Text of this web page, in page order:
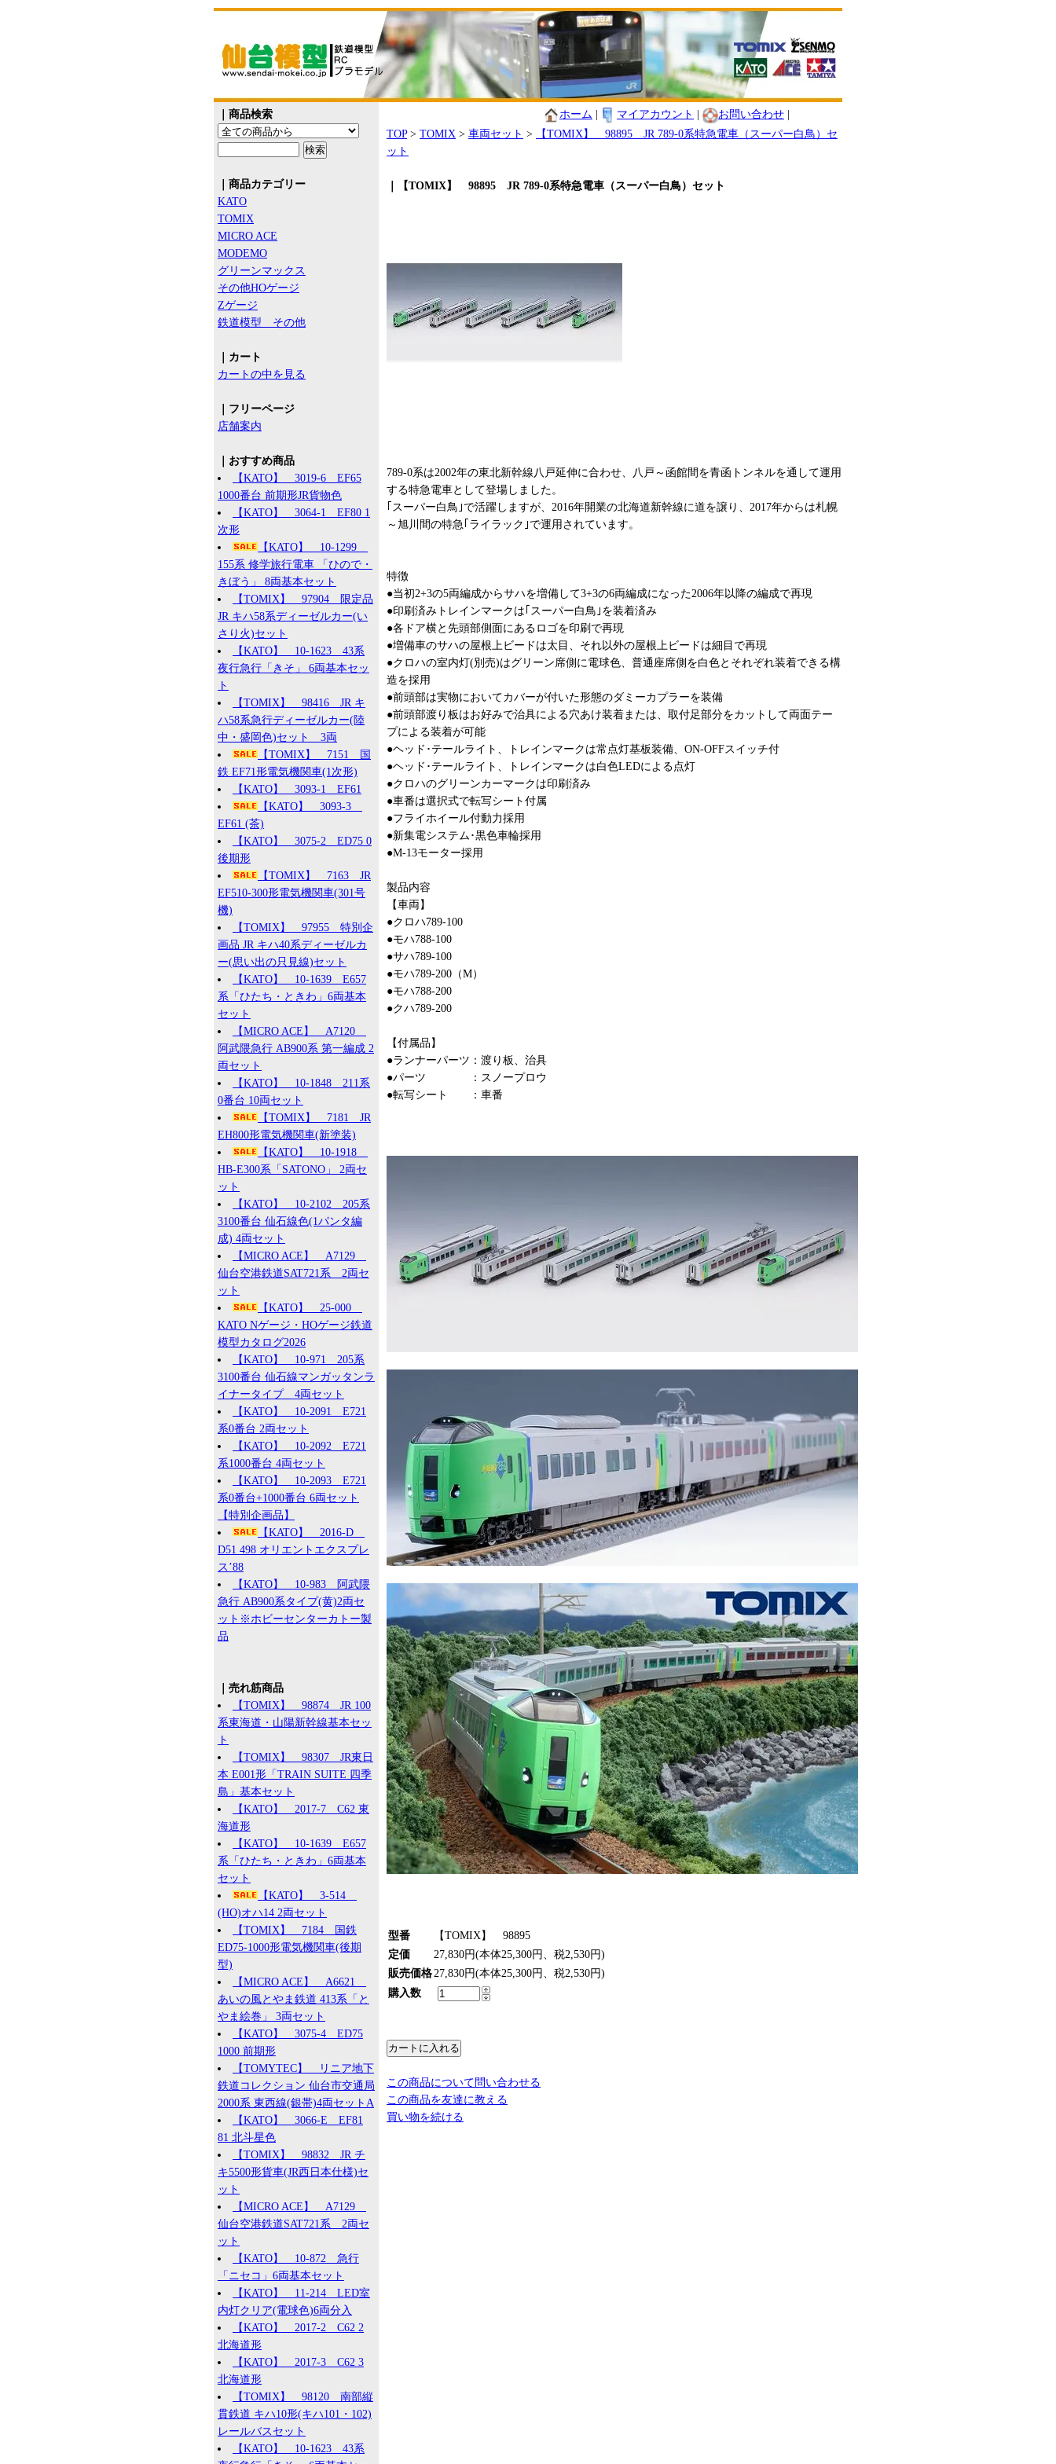
ホーム マイアカウント お問い合わせ
｜商品検索
｜商品カテゴリー
KATO
TOMIX
MICRO ACE
MODEMO
グリーンマックス
その他HOゲージ
Zゲージ
鉄道模型 その他
｜カート
カートの中を見る
｜フリーページ
店舗案内
｜おすすめ商品
【KATO】 3019-6 EF65
1000番台 前期形JR貨物色
【KATO】 3064-1 EF80 1
次形
【KATO】 10-1299
155系 修学旅行電車 「ひので・
きぼう」 8両基本セット
【TOMIX】 97904 限定品
JR キハ58系ディーゼルカー(い
さり火)セット
【KATO】 10-1623 43系
夜行急行「きそ」 6両基本セッ
ト
【TOMIX】 98416 JR キ
ハ58系急行ディーゼルカー(陸
中・盛岡色)セット 3両
【TOMIX】 7151 国
鉄 EF71形電気機関車(1次形)
【KATO】 3093-1 EF61
【KATO】 3093-3
EF61 (茶)
【KATO】 3075-2 ED75 0
後期形
【TOMIX】 7163 JR
EF510-300形電気機関車(301号
機)
【TOMIX】 97955 特別企
画品 JR キハ40系ディーゼルカ
ー(思い出の只見線)セット
【KATO】 10-1639 E657
系「ひたち・ときわ」6両基本
セット
【MICRO ACE】 A7120
阿武隈急行 AB900系 第一編成 2
両セット
【KATO】 10-1848 211系
0番台 10両セット
【TOMIX】 7181 JR
EH800形電気機関車(新塗装)
【KATO】 10-1918
HB-E300系「SATONO」 2両セ
ット
【KATO】 10-2102 205系
3100番台 仙石線色(1パンタ編
成) 4両セット
【MICRO ACE】 A7129
仙台空港鉄道SAT721系 2両セ
ット
【KATO】 25-000
KATO Nゲージ・HOゲージ鉄道
模型カタログ2026
【KATO】 10-971 205系
3100番台 仙石線マンガッタンラ
イナータイプ 4両セット
【KATO】 10-2091 E721
系0番台 2両セット
【KATO】 10-2092 E721
系1000番台 4両セット
【KATO】 10-2093 E721
系0番台+1000番台 6両セット
【特別企画品】
【KATO】 2016-D
D51 498 オリエントエクスプレ
ス’88
【KATO】 10-983 阿武隈
急行 AB900系タイプ(黄)2両セ
ット※ホビーセンターカトー製
品
｜売れ筋商品
【TOMIX】 98874 JR 100
系東海道・山陽新幹線基本セッ
ト
【TOMIX】 98307 JR東日
本 E001形「TRAIN SUITE 四季
島」基本セット
【KATO】 2017-7 C62 東
海道形
【KATO】 10-1639 E657
系「ひたち・ときわ」6両基本
セット
【KATO】 3-514
(HO)オハ14 2両セット
【TOMIX】 7184 国鉄
ED75-1000形電気機関車(後期
型)
【MICRO ACE】 A6621
あいの風とやま鉄道 413系「と
やま絵巻」 3両セット
【KATO】 3075-4 ED75
1000 前期形
【TOMYTEC】 リニア地下
鉄道コレクション 仙台市交通局
2000系 東西線(銀帯)4両セットA
【KATO】 3066-E EF81
81 北斗星色
【TOMIX】 98832 JR チ
キ5500形貨車(JR西日本仕様)セ
ット
【MICRO ACE】 A7129
仙台空港鉄道SAT721系 2両セ
ット
【KATO】 10-872 急行
「ニセコ」6両基本セット
【KATO】 11-214 LED室
内灯クリア(電球色)6両分入
【KATO】 2017-2 C62 2
北海道形
【KATO】 2017-3 C62 3
北海道形
【TOMIX】 98120 南部縦
貫鉄道 キハ10形(キハ101・102)
レールバスセット
【KATO】 10-1623 43系
TOP> TOMIX > 車両セット >
【TOMIX】 98895 JR 789-0系特急電車（スーパー白鳥）セ
ット
｜【TOMIX】 98895 JR 789-0系特急電車（スーパー白鳥）セット
789-0系は2002年の東北新幹線八戸延伸に合わせ、八戸～函館間を青函トンネルを通して運用
する特急電車として登場しました。
｢スーパー白鳥｣で活躍しますが、2016年開業の北海道新幹線に道を譲り、2017年からは札幌
～旭川間の特急｢ライラック｣で運用されています。
特徴
●当初2+3の5両編成からサハを増備して3+3の6両編成になった2006年以降の編成で再現
●印刷済みトレインマークは｢スーパー白鳥｣を装着済み
●各ドア横と先頭部側面にあるロゴを印刷で再現
●増備車のサハの屋根上ビードは太目、それ以外の屋根上ビードは細目で再現
●クロハの室内灯(別売)はグリーン席側に電球色、普通座席側を白色とそれぞれ装着できる構
造を採用
●前頭部は実物においてカバーが付いた形態のダミーカプラーを装備
●前頭部渡り板はお好みで治具による穴あけ装着または、取付足部分をカットして両面テー
プによる装着が可能
●ヘッド･テールライト、トレインマークは常点灯基板装備、ON-OFFスイッチ付
●ヘッド･テールライト、トレインマークは白色LEDによる点灯
●クロハのグリーンカーマークは印刷済み
●車番は選択式で転写シート付属
●フライホイール付動力採用
●新集電システム･黒色車輪採用
●M-13モーター採用
製品内容
【車両】
●クロハ789-100
●モハ788-100
●サハ789-100
●モハ789-200（M）
●モハ788-200
●クハ789-200
【付属品】
●ランナーパーツ：渡り板、治具
●パーツ ：スノープロウ
●転写シート ：車番
型番
【TOMIX】 98895
定価
27,830円(本体25,300円、税2,530円)
販売価格27,830円(本体25,300円、税2,530円)
購入数
この商品について問い合わせる
この商品を友達に教える
買い物を続ける